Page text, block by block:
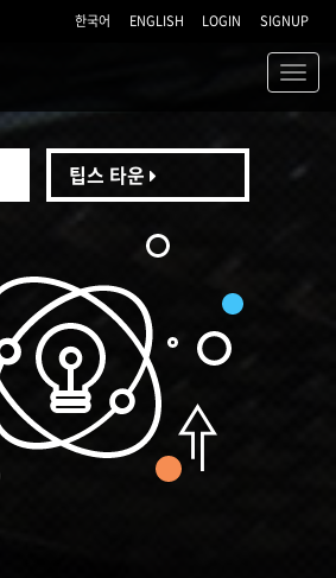
한국어 ENGLISH LOGIN SIGNUP
팁스 타운